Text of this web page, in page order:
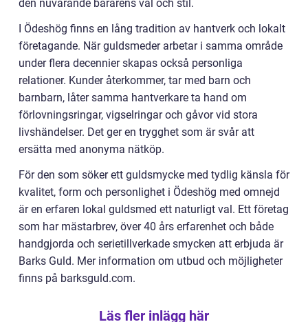
den nuvarande bärarens val och stil.
I Ödeshög finns en lång tradition av hantverk och lokalt
företagande. När guldsmeder arbetar i samma område
under flera decennier skapas också personliga
relationer. Kunder återkommer, tar med barn och
barnbarn, låter samma hantverkare ta hand om
förlovningsringar, vigselringar och gåvor vid stora
livshändelser. Det ger en trygghet som är svår att
ersätta med anonyma nätköp.
För den som söker ett guldsmycke med tydlig känsla för
kvalitet, form och personlighet i Ödeshög med omnejd
är en erfaren lokal guldsmed ett naturligt val. Ett företag
som har mästarbrev, över 40 års erfarenhet och både
handgjorda och serietillverkade smycken att erbjuda är
Barks Guld. Mer information om utbud och möjligheter
finns på barksguld.com.
Läs fler inlägg här